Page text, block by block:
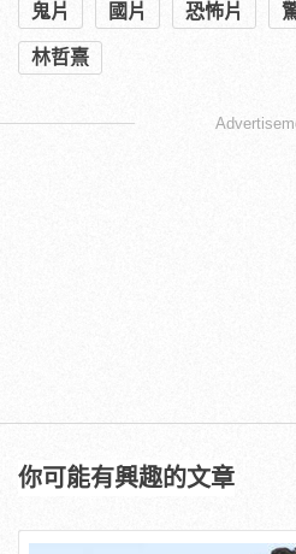
鬼片 國片 恐怖片
林哲熹
你可能有興趣的文章